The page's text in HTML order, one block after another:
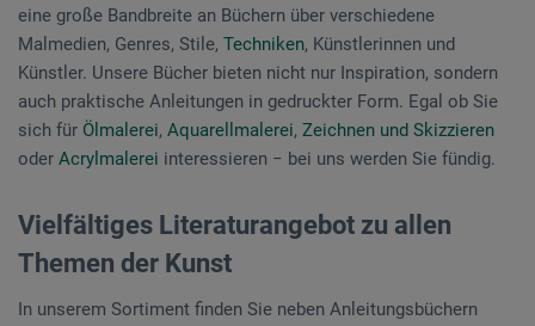
eine große Bandbreite an Büchern über verschiedene
Malmedien, Genres, Stile, Techniken, Künstlerinnen und
Künstler. Unsere Bücher bieten nicht nur Inspiration, sondern
auch praktische Anleitungen in gedruckter Form. Egal ob Sie
sich für Ölmalerei, Aquarellmalerei, Zeichnen und Skizzieren
oder Acrylmalerei interessieren − bei uns werden Sie fündig.
Vielfältiges Literaturangebot zu allen
Themen der Kunst
In unserem Sortiment finden Sie neben Anleitungsbüchern